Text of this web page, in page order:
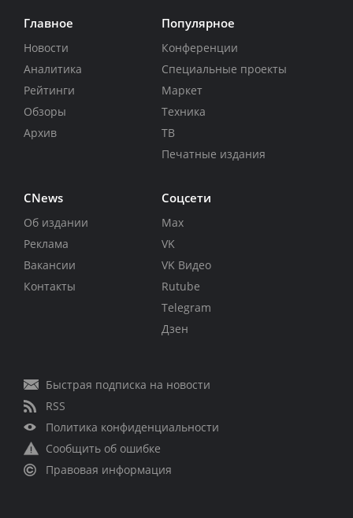
Главное
Новости
Аналитика
Рейтинги
Обзоры
Архив
Популярное
Конференции
Специальные проекты
Маркет
Техника
ТВ
Печатные издания
CNews
Об издании
Реклама
Вакансии
Контакты
Соцсети
Max
VK
VK Видео
Rutube
Telegram
Дзен
Быстрая подписка на новости
RSS
Политика конфиденциальности
Сообщить об ошибке
Правовая информация